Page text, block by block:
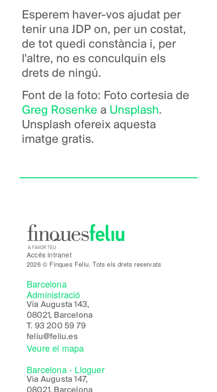
Esperem haver-vos ajudat per
tenir una JDP on, per un costat,
de tot quedi constància i, per
l'altre, no es conculquin els
drets de ningú.
Font de la foto: Foto cortesia de
Greg Rosenke a Unsplash.
Unsplash ofereix aquesta
imatge gratis.
Accés intranet
2026 © Finques Feliu. Tots els drets reservats
Barcelona
Administració
Via Augusta 143,
08021, Barcelona
T. 93 200 59 79
feliu@feliu.es
Veure el mapa
Barcelona - Lloguer
Via Augusta 147,